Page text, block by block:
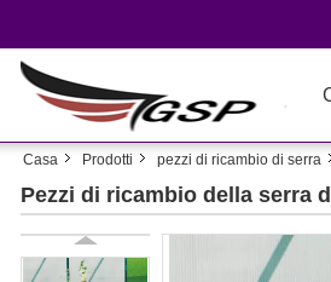
Casa Prodotti pezzi di ricambio di serra
Pezzi di ricambio della serra